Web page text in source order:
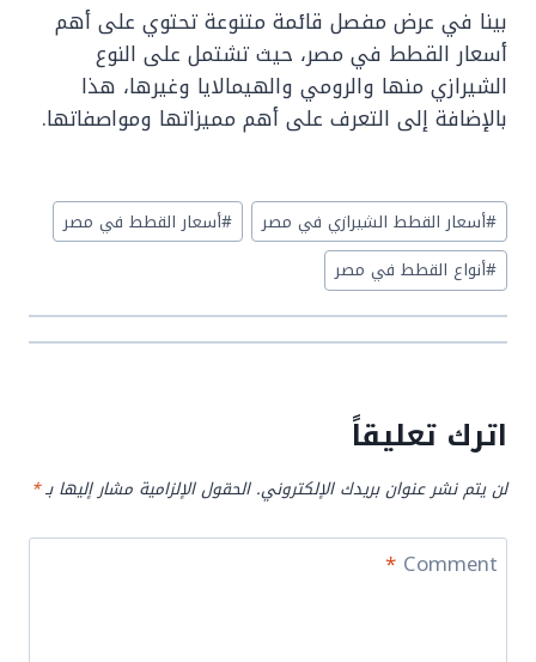
بينا في عرض مفصل قائمة متنوعة تحتوي على أهم
أسعار القطط في مصر، حيث تشتمل على النوع
الشيرازي منها والرومي والهيمالايا وغيرها، هذا
بالإضافة إلى التعرف على أهم مميزاتها ومواصفاتها.
Post
Tags:
#أسعار القطط الشيرازي في مصر #أسعار القطط في مصر
#أنواع القطط في مصر
اترك تعليقاً
لن يتم نشر عنوان بريدك الإلكتروني. الحقول الإلزامية مشار إليها بـ*
Comment
*